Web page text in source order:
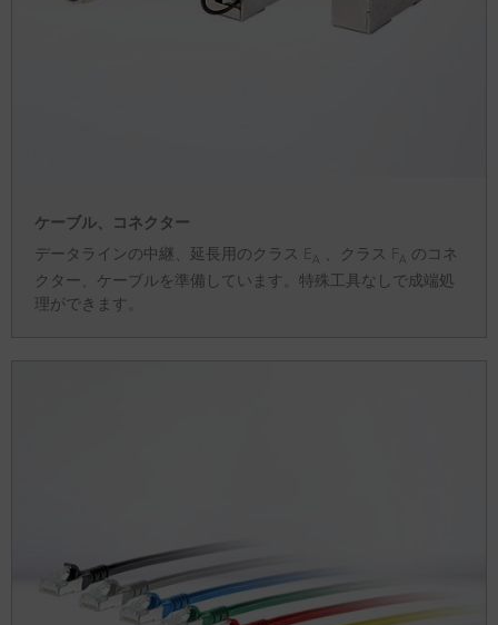
ケーブル、コネクター
データラインの中継、延長用のクラス E A 、クラス FA のコネ
クター、ケーブルを準備しています。特殊工具なしで成端処
理ができます。